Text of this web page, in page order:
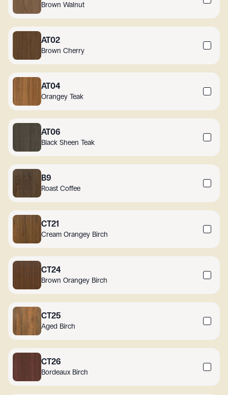
Brown Walnut
AT02
Brown Cherry
AT04
Orangey Teak
AT06
Black Sheen Teak
B9
Roast Coffee
CT21
Cream Orangey Birch
CT24
Brown Orangey Birch
CT25
Aged Birch
CT26
Bordeaux Birch